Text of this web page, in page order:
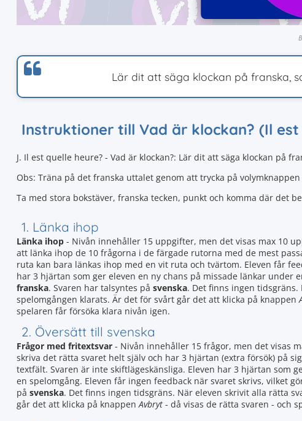
Lär dit att säga klockan på franska,
Instruktioner till Vad är klockan? (Il est
J. Il est quelle heure? - Vad är klockan?: Lär dit att säga klockan på
Obs: Träna på det franska uttalet genom att trycka på
Ta med stora bokstäver, franska tecken, punkt och komma där det
1. Länka ihop
Länka ihop - Nivån innehåller 15 uppgifter, men det visas max 10
att länka ihop de 10 frågorna i de färgade rutorna med de mest
ruta kan bara länkas ihop med en vit ruta och tvärtom. Eleven får
har 3 hjärtan som ger eleven en ny chans på missade länkar under
franska. Svaren har talsyntes på svenska. Det finns ingen
spelomgången klarats. Är det för svårt går det att klicka på knappen
spelaren får försöka klara nivån igen.
2. Översätt till svenska
Frågor med fritextsvar - Nivån innehåller 15 frågor, men det visas
skriva det rätta svaret helt själv och har 3 hjärtan (extra försök) på
textfält. Svaren är inte skiftlägeskänsliga. Eleven har 3 hjärtan som
en spelomgång. Eleven får ingen feedback när svaret skrivs, vilket
på svenska. Det finns ingen tidsgräns. När eleven skrivit alla rätta
går det att klicka på knappenAvbryt - då visas de rätta svaren - och